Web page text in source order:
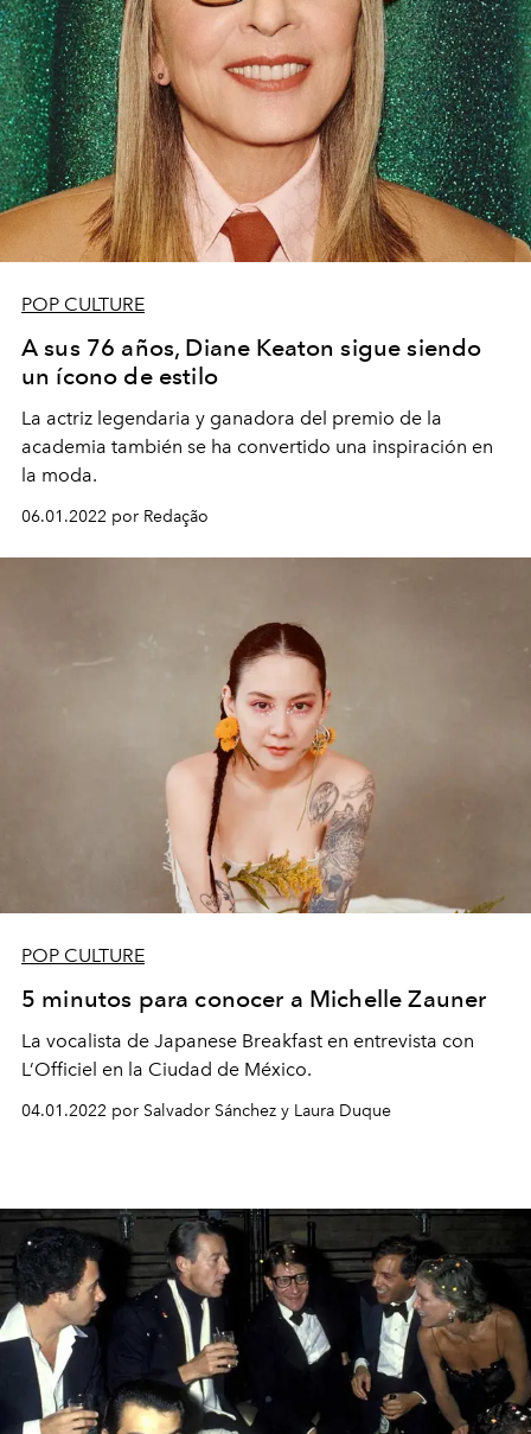
POP CULTURE
A sus 76 años, Diane Keaton sigue siendo
un ícono de estilo
La actriz legendaria y ganadora del premio de la
academia también se ha convertido una inspiración en
la moda.
06.01.2022 por Redação
POP CULTURE
5 minutos para conocer a Michelle Zauner
La vocalista de Japanese Breakfast en entrevista con
L’Officiel en la Ciudad de México.
04.01.2022 por Salvador Sánchez y Laura Duque